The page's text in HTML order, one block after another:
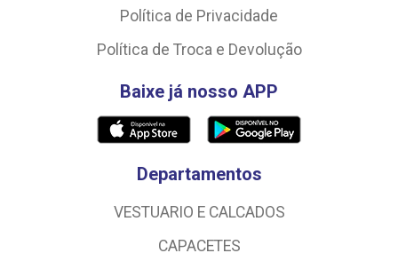
Política de Privacidade
Política de Troca e Devolução
Baixe já nosso APP
Departamentos
VESTUARIO E CALCADOS
CAPACETES